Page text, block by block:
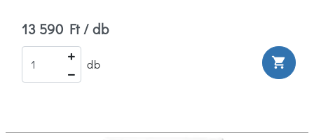
13 590 Ft / db
db shopping_cart